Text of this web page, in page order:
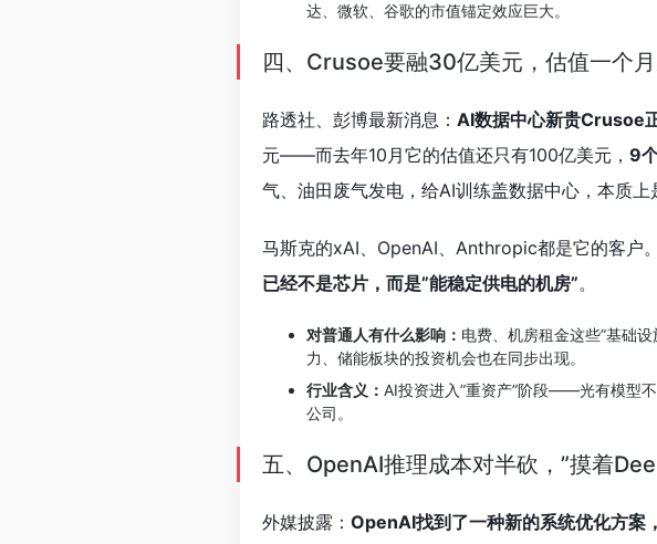
达、微软、谷歌的市值锚定效应巨大。
四、Crusoe要融30亿美元，估值一个
路透社、彭博最新消息： AI数据中心新贵Crusoe
元——而去年10月它的估值还只有100亿美元， 9
气、油田废气发电，给AI训练盖数据中心，本质上
马斯克的xAI、OpenAI、Anthropic都是它的客
已经不是芯片，而是”能稳定供电的机房”。
对普通人有什么影响： 电费、机房租金这些”基础设
力、储能板块的投资机会也在同步出现。
行业含义： AI投资进入”重资产”阶段——光有模型
公司。
五、OpenAI推理成本对半砍，”摸着
外媒披露： OpenAI找到了一种新的系统优化方案